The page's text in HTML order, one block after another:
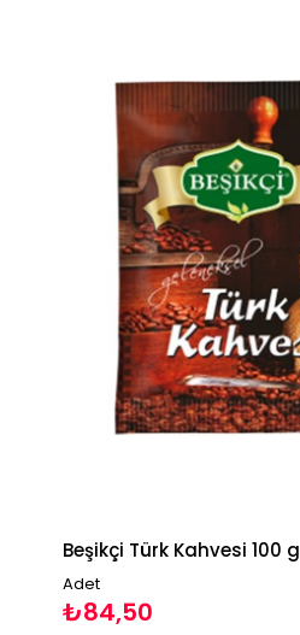
Beşikçi Türk Kahvesi 100 g
Adet
₺84,50